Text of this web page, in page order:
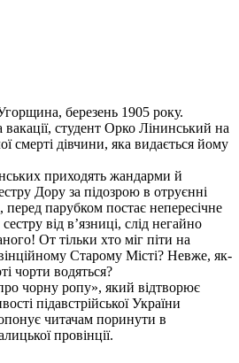
березень 1905 року.
студент Орко Лінинський на
смерті дівчини, яка видається йому
приходять жандарми й
Дору за підозрою в отруєнні
парубком постає непересічне
від в’язниці, слід негайно
От тільки хто міг піти на
Старому Місті? Невже, як-
чорти водяться?
чорну ропу», який відтворює
підавстрійської України
читачам поринути в
провінції.